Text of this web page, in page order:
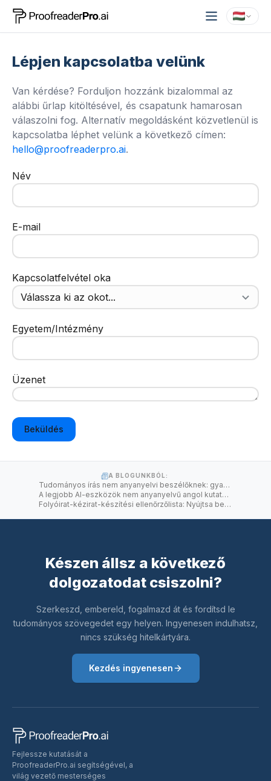
Lépjen kapcsolatba velünk
Van kérdése? Forduljon hozzánk bizalommal az
alábbi űrlap kitöltésével, és csapatunk hamarosan
válaszolni fog. Alternatív megoldásként közvetlenül is
kapcsolatba léphet velünk a következő címen:
hello@proofreaderpro.ai.
Név
E-mail
Kapcsolatfelvétel oka
Egyetem/Intézmény
Üzenet
Beküldés
A BLOGUNKBÓL:
Tudományos írás nem anyanyelvi beszélőknek: gyakorlati útmutató
A legjobb AI-eszközök nem anyanyelvű angol kutatók számára 2026-ban
Folyóirat-kézirat-készítési ellenőrzőlista: Nyújtsa be bizalommal
Készen állsz a következő
dolgozatodat csiszolni?
Szerkeszd, embereld, fogalmazd át és fordítsd le
tudományos szövegedet egy helyen. Ingyenesen indulhatsz,
nincs szükség hitelkártyára.
Kezdés ingyenesen
Fejlessze kutatását a
ProofreaderPro.ai segítségével, a
világ vezető mesterséges